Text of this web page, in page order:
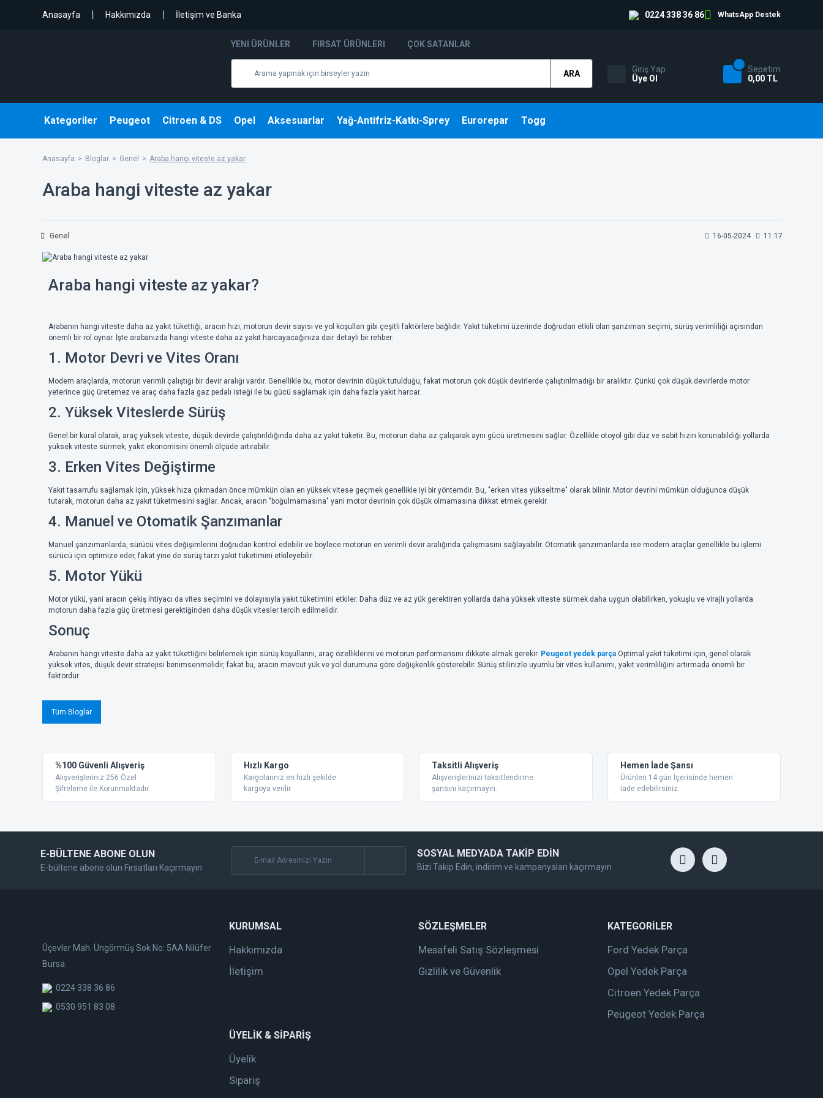
Anasayfa Hakkımızda İletişim ve Banka 0224 338 36 86 WhatsApp Destek
YENI ÜRÜNLER FIRSAT ÜRÜNLERI ÇOK SATANLAR
ARA
Giriş Yap
Üye Ol
Sepetim
0,00 TL
Kategoriler Peugeot Citroen & DS Opel Aksesuarlar Yağ-Antifriz-Katkı-Sprey Eurorepar Togg
Anasayfa Bloglar Genel Araba hangi viteste az yakar
Araba hangi viteste az yakar
Genel 16-05-2024 11:17
Araba hangi viteste az yakar?
Arabanın hangi viteste daha az yakıt tükettiği, aracın hızı, motorun devir sayısı ve yol koşulları gibi çeşitli faktörlere bağlıdır. Yakıt tüketimi üzerinde doğrudan etkili olan şanzıman seçimi, sürüş verimliliği açısından
önemli bir rol oynar. İşte arabanızda hangi viteste daha az yakıt harcayacağınıza dair detaylı bir rehber:
1. Motor Devri ve Vites Oranı
Modern araçlarda, motorun verimli çalıştığı bir devir aralığı vardır. Genellikle bu, motor devrinin düşük tutulduğu, fakat motorun çok düşük devirlerde çalıştırılmadığı bir aralıktır. Çünkü çok düşük devirlerde motor
yeterince güç üretemez ve araç daha fazla gaz pedalı isteği ile bu gücü sağlamak için daha fazla yakıt harcar.
2. Yüksek Viteslerde Sürüş
Genel bir kural olarak, araç yüksek viteste, düşük devirde çalıştırıldığında daha az yakıt tüketir. Bu, motorun daha az çalışarak aynı gücü üretmesini sağlar. Özellikle otoyol gibi düz ve sabit hızın korunabildiği yollarda
yüksek viteste sürmek, yakıt ekonomisini önemli ölçüde artırabilir.
3. Erken Vites Değiştirme
Yakıt tasarrufu sağlamak için, yüksek hıza çıkmadan önce mümkün olan en yüksek vitese geçmek genellikle iyi bir yöntemdir. Bu, "erken vites yükseltme" olarak bilinir. Motor devrini mümkün olduğunca düşük
tutarak, motorun daha az yakıt tüketmesini sağlar. Ancak, aracın "boğulmamasına" yani motor devrinin çok düşük olmamasına dikkat etmek gerekir.
4. Manuel ve Otomatik Şanzımanlar
Manuel şanzımanlarda, sürücü vites değişimlerini doğrudan kontrol edebilir ve böylece motorun en verimli devir aralığında çalışmasını sağlayabilir. Otomatik şanzımanlarda ise modern araçlar genellikle bu işlemi
sürücü için optimize eder, fakat yine de sürüş tarzı yakıt tüketimini etkileyebilir.
5. Motor Yükü
Motor yükü, yani aracın çekiş ihtiyacı da vites seçimini ve dolayısıyla yakıt tüketimini etkiler. Daha düz ve az yük gerektiren yollarda daha yüksek viteste sürmek daha uygun olabilirken, yokuşlu ve virajlı yollarda
motorun daha fazla güç üretmesi gerektiğinden daha düşük vitesler tercih edilmelidir.
Sonuç
Arabanın hangi viteste daha az yakıt tükettiğini belirlemek için sürüş koşullarını, araç özelliklerini ve motorun performansını dikkate almak gerekir. Peugeot yedek parça Optimal yakıt tüketimi için, genel olarak
yüksek vites, düşük devir stratejisi benimsenmelidir, fakat bu, aracın mevcut yük ve yol durumuna göre değişkenlik gösterebilir. Sürüş stilinizle uyumlu bir vites kullanımı, yakıt verimliliğini artırmada önemli bir
faktördür.
Tüm Bloglar
%100 Güvenli Alışveriş
Alışverişleriniz 256 Özel
Şifreleme ile Korunmaktadır.
Hızlı Kargo
Kargolarınız en hızlı şekilde
kargoya verilir
Taksitli Alışveriş
Alışverişlerinizi taksitlendirme
şansını kaçırmayın.
Hemen İade Şansı
Ürünleri 14 gün İçerisinde hemen
iade edebilirsiniz.
E-BÜLTENE ABONE OLUN
E-bültene abone olun Fırsatları Kaçırmayın
SOSYAL MEDYADA TAKİP EDİN
Bizi Takip Edin, indirim ve kampanyaları kaçırmayın
Üçevler Mah. Üngörmüş Sok No: 5AA Nilüfer
Bursa
0224 338 36 86
0530 951 83 08
KURUMSAL
Hakkımızda
İletişim
SÖZLEŞMELER
Mesafeli Satış Sözleşmesi
Gizlilik ve Güvenlik
KATEGORİLER
Ford Yedek Parça
Opel Yedek Parça
Citroen Yedek Parça
Peugeot Yedek Parça
ÜYELİK & SİPARİŞ
Üyelik
Sipariş